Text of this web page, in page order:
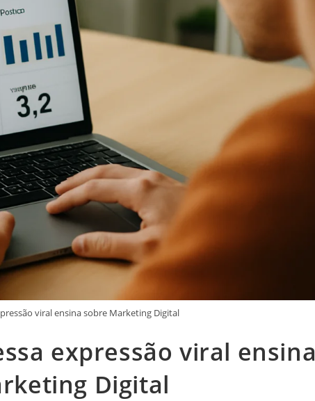
viral ensina sobre Marketing Digital
expressão viral ensina
Digital